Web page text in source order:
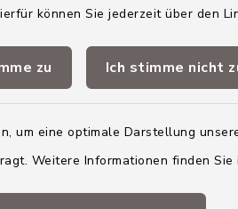
können Sie jederzeit über den
zu Ich stimme nicht
um eine optimale Darstellung
Weitere Informationen finden Sie
Markt